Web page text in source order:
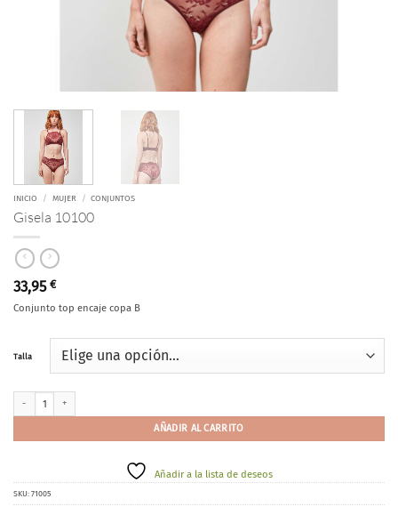
INICIO / MUJER / CONJUNTOS
Gisela 10100
33,95 €
Conjunto top encaje copa B
Talla
AÑADIR AL CARRITO
Añadir a la lista de deseos
SKU: 71005